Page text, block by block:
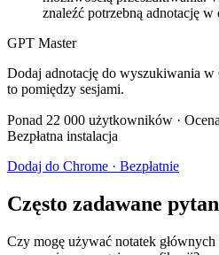
znaleźć potrzebną adnotację w
GPT Master
Dodaj adnotację do wyszukiwania w
to pomiędzy sesjami.
Ponad 22 000 użytkowników ·
Bezpłatna instalacja
Dodaj do Chrome · Bezpłatnie
Często zadawane
Czy mogę używać notatek